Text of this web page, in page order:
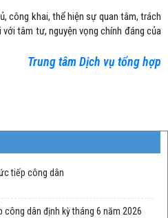
công khai, thể hiện sự quan tâm, trách
tâm tư, nguyện vọng chính đáng của
Trung tâm Dịch vụ tổng hợp
tiếp công dân
công dân định kỳ tháng 6 năm 2026